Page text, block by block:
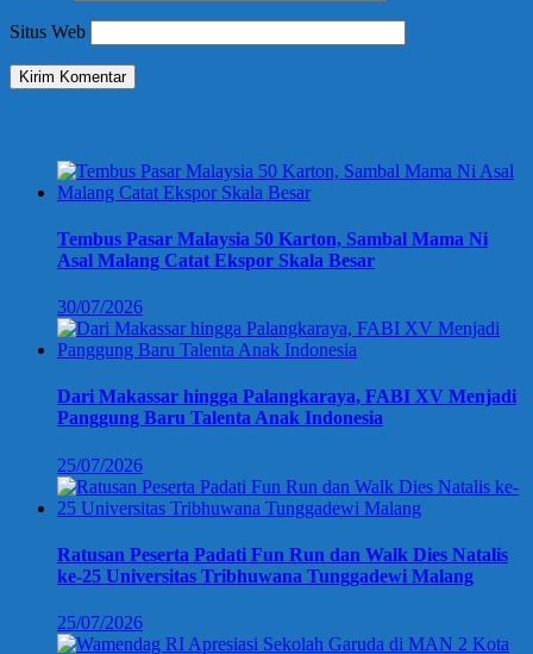
Situs Web
Tembus Pasar Malaysia 50 Karton, Sambal Mama Ni
Asal Malang Catat Ekspor Skala Besar
30/07/2026
Dari Makassar hingga Palangkaraya, FABI XV Menjadi
Panggung Baru Talenta Anak Indonesia
25/07/2026
Ratusan Peserta Padati Fun Run dan Walk Dies Natalis
ke-25 Universitas Tribhuwana Tunggadewi Malang
25/07/2026